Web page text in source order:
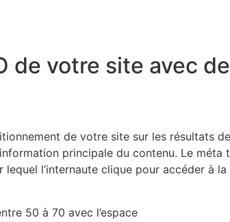
de votre site avec
de votre site sur les résultats
principale du contenu. Le méta
l’internaute clique pour accéder à
50 à 70 avec l’espace